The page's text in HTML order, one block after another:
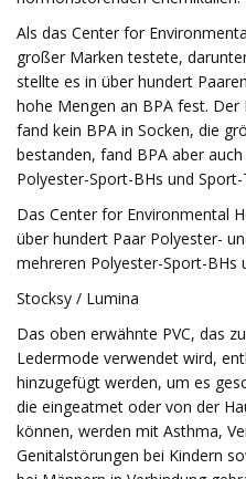
Als das Center for
großer Marken testete,
stellte es in über hundert
hohe Mengen an BPA fest. Der
fand kein BPA in Socken, die
bestanden, fand BPA aber
Polyester-Sport-BHs und
Das Center for Environmental
über hundert Paar Polyester-
mehreren Polyester-Sport-BHs
Stocksy / Lumina
Das oben erwähnte PVC, das
Ledermode verwendet wird,
hinzugefügt werden, um es
die eingeatmet oder von der
können, werden mit Asthma,
Genitalstörungen bei Kindern